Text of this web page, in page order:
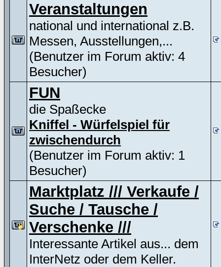
Veranstaltungen
national und international z.B.
Messen, Ausstellungen,...
(Benutzer im Forum aktiv: 4
Besucher)
FUN
die Spaßecke
Kniffel - Würfelspiel für
zwischendurch
(Benutzer im Forum aktiv: 1
Besucher)
Marktplatz /// Verkaufe /
Suche / Tausche /
Verschenke ///
Interessante Artikel aus... dem
InterNetz oder dem Keller.